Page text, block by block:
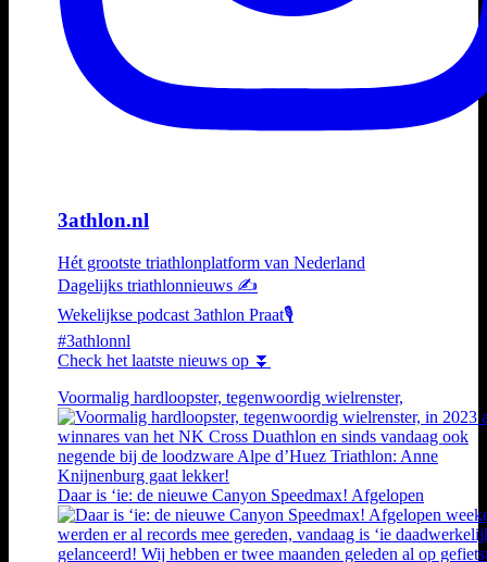
3athlon.nl
Hét grootste triathlonplatform van Nederland
Dagelijks triathlonnieuws ✍️
Wekelijkse podcast 3athlon Praat🎙️
#3athlonnl
Check het laatste nieuws op ⏬
Voormalig hardloopster, tegenwoordig wielrenster,
Daar is ‘ie: de nieuwe Canyon Speedmax! Afgelopen